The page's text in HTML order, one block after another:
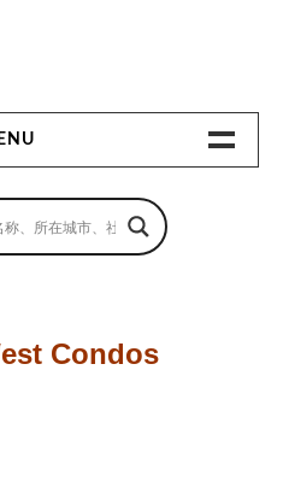
搜索引擎
关
Condos